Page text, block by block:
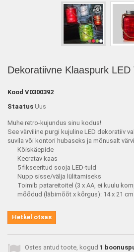
Dekoratiivne Klaaspurk LED
Kood V0300392
Staatus Uus
Muhe retro-kujundus sinu kodus!
See värviline purgi kujuline LED dekoratiiv
suvila või kontori hubaseks ja mõnusalt
Köiskäepide
Keeratav kaas
5 fikseeritud sooja LED-tuld
Nupp sisse/välja lülitamiseks
Toimib patareitoitel (3 x AA, ei kuulu
mõõdud (läbimõõt x kõrgus): 14 x 21 cm
Hetkel otsas
Ostes antud toote, kogud 1